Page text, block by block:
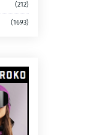
(212)
(1693)